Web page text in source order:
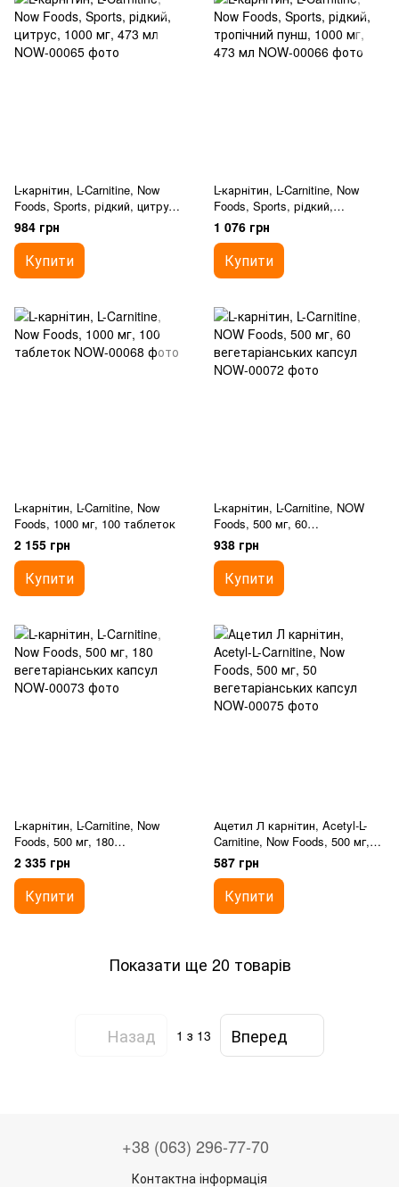
L-карнітин, L-Carnitine, Now
Foods, Sports, рідкий, цитрус,
1000 мг, 473 мл
984 грн
Купити
L-карнітин, L-Carnitine, Now
Foods, Sports, рідкий,
тропічний пунш, 1000 мг, 473
мл
1 076 грн
Купити
L-карнітин, L-Carnitine, Now
Foods, 1000 мг, 100 таблеток
2 155 грн
Купити
L-карнітин, L-Carnitine, NOW
Foods, 500 мг, 60
вегетаріанських капсул
938 грн
Купити
L-карнітин, L-Carnitine, Now
Foods, 500 мг, 180
вегетаріанських капсул
2 335 грн
Купити
Ацетил Л карнітин, Acetyl-L-
Carnitine, Now Foods, 500 мг,
50 вегетаріанських капсул
587 грн
Купити
Показати ще 20 товарів
Назад 1 з 13 Вперед
+38 (063) 296-77-70
Контактна інформація